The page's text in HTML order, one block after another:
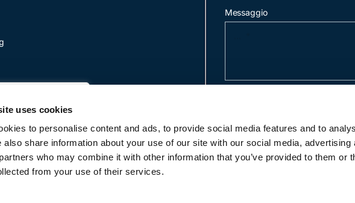
uses cookies
to personalise content and ads, to provide social media features and to
also share information about your use of our site with our social media, advertising
who may combine it with other information that you’ve provided to them or
from your use of their services.
esperienza di
Facendo clic
dei
Messaggio